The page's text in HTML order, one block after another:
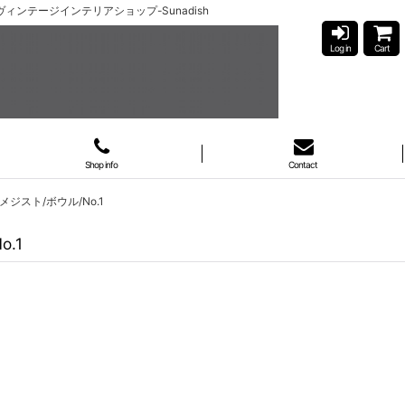
ンテージインテリアショップ-Sunadish
Log in Cart
Shop info Contact
ジスト/ボウル/No.1